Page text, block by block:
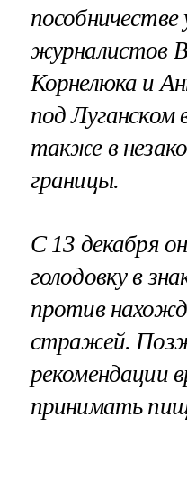
пособничестве
журналистов
Корнелюка и
под Луганском
также в
границы.
С 13 декабря
голодовку в
против
стражей.
рекомендации
принимать